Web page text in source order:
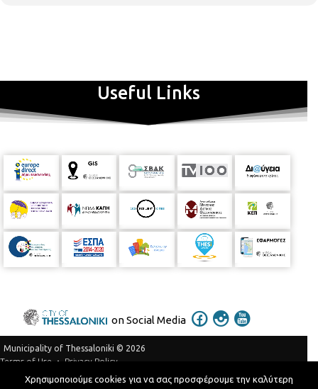
Useful Links
on Social Media
Municipality of Thessaloniki © 2026
Terms of Use
Privacy Policy
Telephone Catalog
Χρησιμοποιούμε cookies για να σας προσφέρουμε την καλύτερη